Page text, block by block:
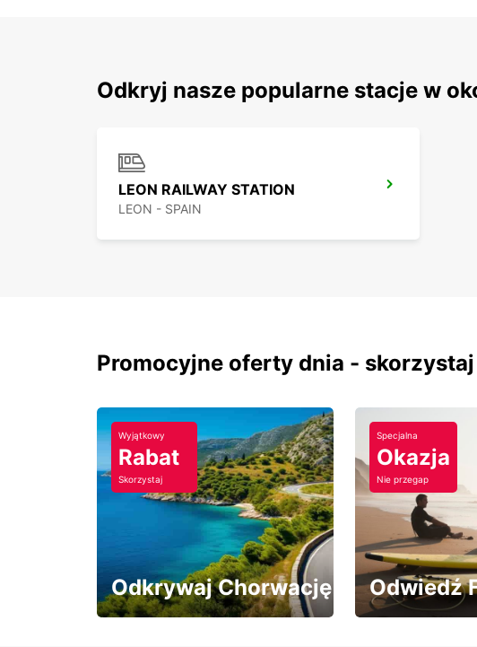
Odkryj nasze popularne stacje w
LEON RAILWAY STATION
LEON - SPAIN
Promocyjne oferty dnia -
Wyjątkowy
Rabat
Skorzystaj
Odkrywaj Chorwację
Specjalna
Okazja
Nie przegap
Odwiedź